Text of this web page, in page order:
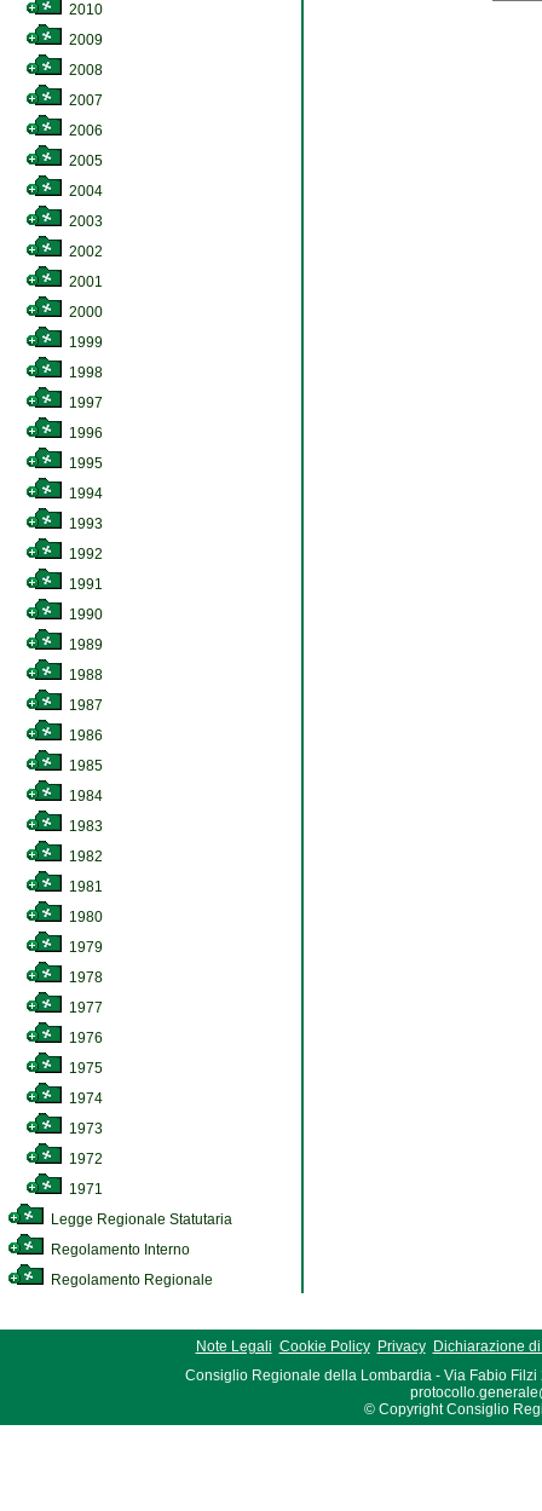
2010
2009
2008
2007
2006
2005
2004
2003
2002
2001
2000
1999
1998
1997
1996
1995
1994
1993
1992
1991
1990
1989
1988
1987
1986
1985
1984
1983
1982
1981
1980
1979
1978
1977
1976
1975
1974
1973
1972
1971
Legge Regionale Statutaria
Regolamento Interno
Regolamento Regionale
Note Legali Cookie Policy Privacy
Dichiarazione
Consiglio Regionale della Lombardia - Via Fabio Filzi
© Copyright Consiglio